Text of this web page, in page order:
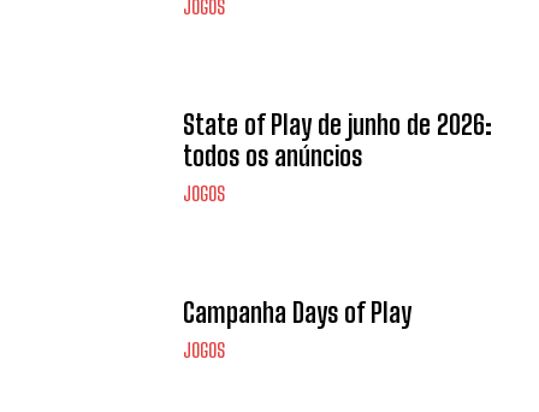
JOGOS
State of Play de junho de 2026:
todos os anúncios
JOGOS
Campanha Days of Play
JOGOS